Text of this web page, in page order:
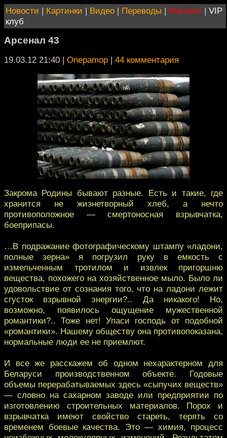
Новости | Картинки | Видео | Переводы | Магазин | VIP
клуб
Арсенал 43
19.03.12 21:40 | Onepamop | 44 комментария
Закрома Родины бывают разные. Есть и такие, где
хранится не жизнетворный хлеб, а нечто
противоположное — смертоносная взрывчатка,
боеприпасы.
…В подражание фотографическому штампу «ладони,
полные зерна» я погрузил руку в емкость с
измельченным тротилом и извлек пригоршню
вещества, похожего на хозяйственное мыло. Было ли
удовольствие от сознания того, что на ладони лежит
сгусток взрывной энергии?.. Да никакого! Но,
возможно, появилось ощущение мужественной
романтики?.. Тоже нет! Упаси господь от подобной
«романтики». Нашему обществу она противопоказана,
нормальные люди ее не приемлют.
И все же расскажем об одном нехарактерном для
Беларуси производственном объекте. Годовые
объемы перерабатываемых здесь «сыпучих веществ»
— словно на сахарном заводе или предприятии по
изготовлению строительных материалов. Порох и
взрывчатка имеют свойство стареть, терять со
временем боевые качества. Это — химия, процесс